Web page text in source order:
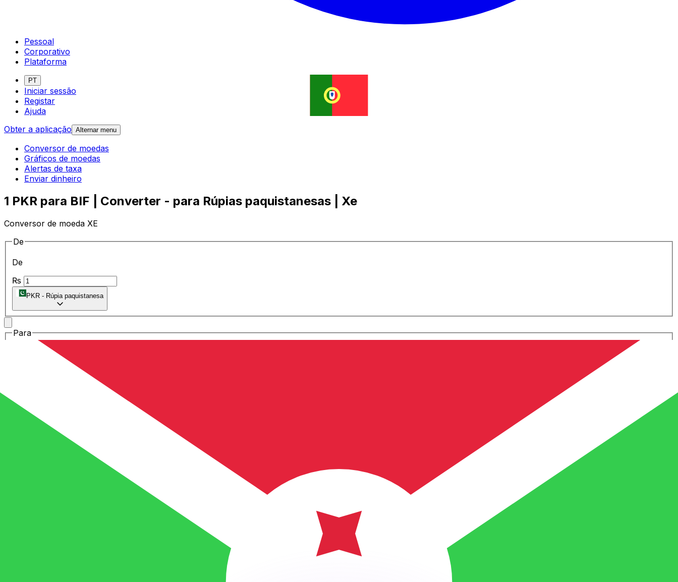
Pessoal
Corporativo
Plataforma
PT
Iniciar sessão
Registar
Ajuda
Obter a aplicação Alternar menu
Conversor de moedas
Gráficos de moedas
Alertas de taxa
Enviar dinheiro
1 PKR para BIF | Converter - para Rúpias paquistanesas | Xe
Conversor de moeda XE
De
De
₨
PKR - Rúpia paquistanesa
Para
PKR=
Taxa de mercado médio às 21:56 UTC
Fale hoje com um especialista em câmbio.
Podemos superar taxas concorrentes.
Usamos a taxa de mercado médio no nosso Conversor. Isso é apenas para fins informativos. Você não pagará essa taxa ao enviar dinheiro.
Você sabia que é possível enviar dinheiro para o exterior com a Xe?